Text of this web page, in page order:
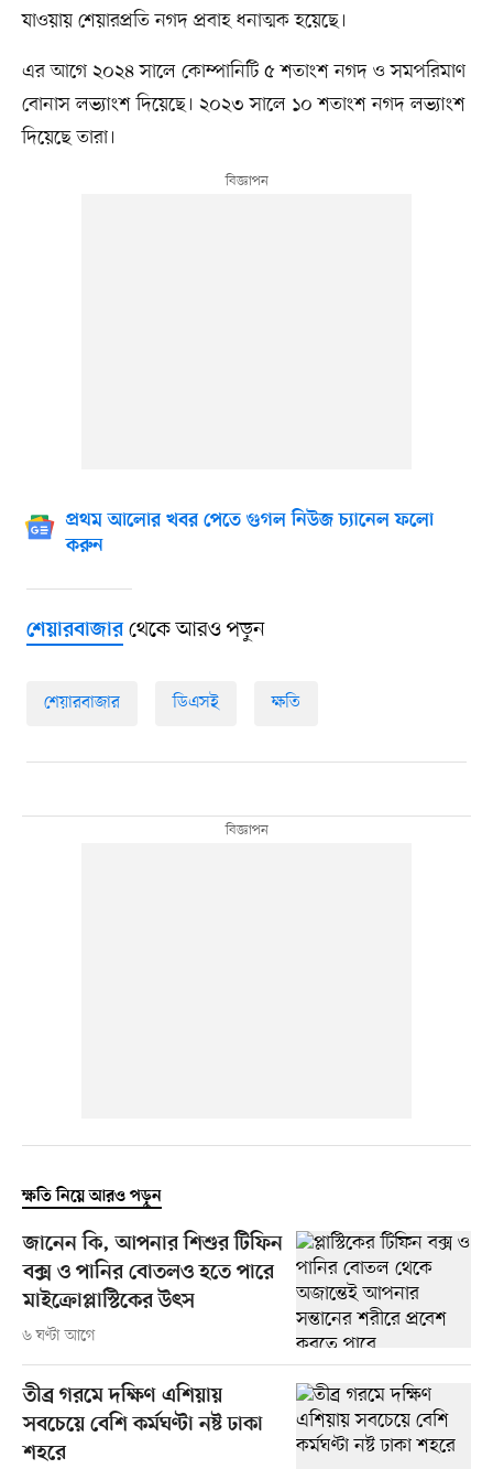
যাওয়ায় শেয়ারপ্রতি নগদ প্রবাহ ধনাত্মক হয়েছে।
এর আগে ২০২৪ সালে কোম্পানিটি ৫ শতাংশ নগদ ও সমপরিমাণ
বোনাস লভ্যাংশ দিয়েছে। ২০২৩ সালে ১০ শতাংশ নগদ লভ্যাংশ
দিয়েছে তারা।
প্রথম আলোর খবর পেতে গুগল নিউজ চ্যানেল ফলো
করুন
শেয়ারবাজারথেকে আরও পড়ুন
শেয়ারবাজার ডিএসই ক্ষতি
ক্ষতি নিয়ে আরও পড়ুন
জানেন কি, আপনার শিশুর টিফিন
বক্স ও পানির বোতলও হতে পারে
মাইক্রোপ্লাস্টিকের উৎস
৬ ঘণ্টা আগে
তীব্র গরমে দক্ষিণ এশিয়ায়
সবচেয়ে বেশি কর্মঘণ্টা নষ্ট ঢাকা
শহরে